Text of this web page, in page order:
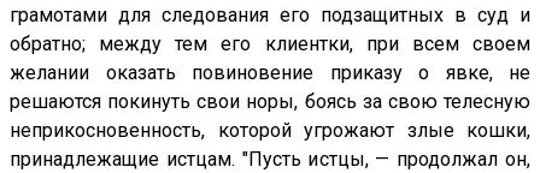
грамотами для следования его подзащитных в суд и
обратно; между тем его клиентки, при всем своем
желании оказать повиновение приказу о явке, не
решаются покинуть свои норы, боясь за свою телесную
неприкосновенность, которой угрожают злые кошки,
принадлежащие истцам. "Пусть истцы, — продолжал он,